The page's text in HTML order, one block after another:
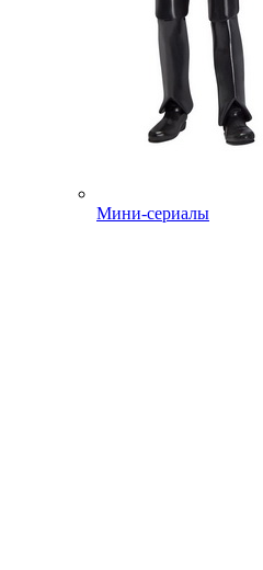
Мини-сериалы